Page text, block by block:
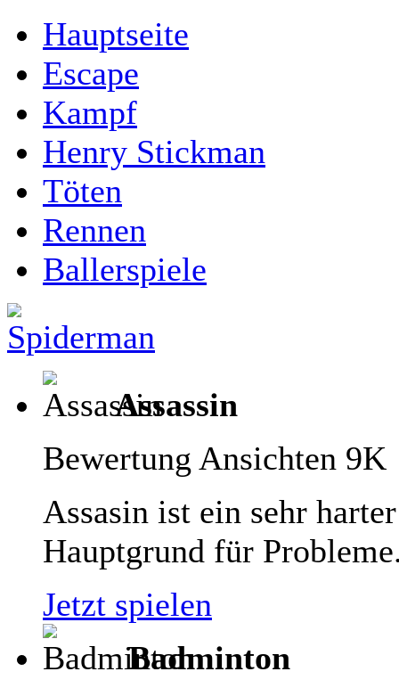
Hauptseite
Escape
Kampf
Henry Stickman
Töten
Rennen
Ballerspiele
Assassin
Bewertung Ansichten 9K
Assasin ist ein sehr
Hauptgrund für
Jetzt spielen
Badminton